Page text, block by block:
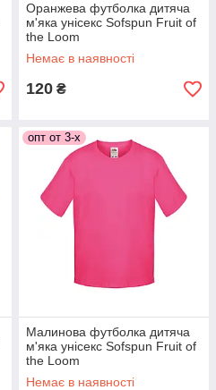
Оранжева футболка дитяча
м'яка унісекс Sofspun Fruit of
the Loom
Немає в наявності
120 ₴
опт от 3-х
Малинова футболка дитяча
м'яка унісекс Sofspun Fruit of
the Loom
Немає в наявності